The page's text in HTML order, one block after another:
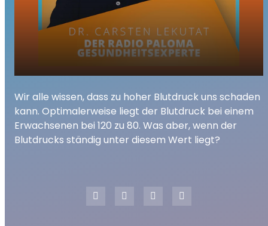
play_arrow Zu niedriger Blutdruck
00:00
Wir alle wissen, dass zu hoher Blutdruck uns schaden
kann. Optimalerweise liegt der Blutdruck bei einem
Erwachsenen bei 120 zu 80. Was aber, wenn der
Blutdrucks ständig unter diesem Wert liegt?